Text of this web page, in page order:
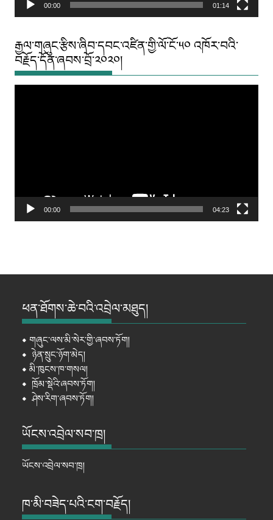
00:00 01:14
རྒྱལ་གཞུང་རྩིས་ཞིབ་དབང་འཛིན་གྱི་ལོ་ངོ་༥༠ འཁོར་བའི་
བརྗོད་དོན་ཞབས་བྲོ་༢༠༢༠།
00:00 04:23
ཕན་ཐོགས་ཆེ་བའི་འབྲེལ་མཐུད།
⦁གཞུང་ལས་མི་སེར་གྱི་ཞབས་ཏོག།
⦁ ཉེན་སྲུང་ཉོག་མེད།
⦁ མི་ཁུངས་ཁ་གསལ།
⦁ ཁྲོམ་སྡེའི་ཞབས་ཏོག།
⦁ཤེས་རིག་ཞབས་ཏོག།
ཡོངས་འབྲེལ་སབ་ཁྲ།
ཡོངས་འབྲེལ་སབ་ཁྲ།
ཁ་མི་བཟེད་པའི་ངག་བརྗོད།